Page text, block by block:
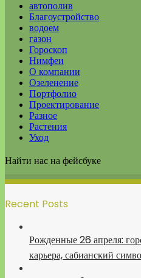
автополив
Благоустройство
водоем
газон
Гороскоп
Нимфеи
О компании
Озеленение
Портфолио
Проектирование
Разное
Растения
Уход
Найти нас на фейсбуке
Recent Posts
Рожденные 26 апреля:
карьера, сабианский